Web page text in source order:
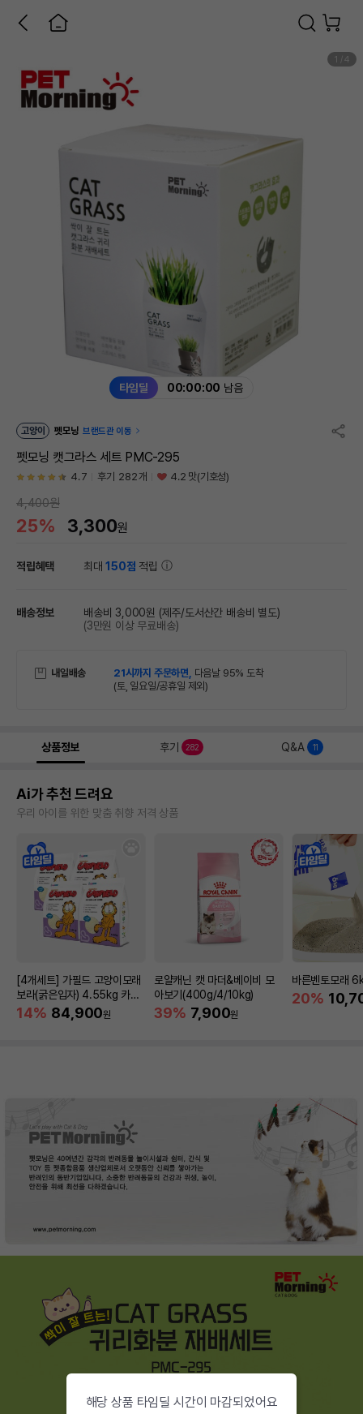
타임딜 00:00:00 남음
1 /4
고양이 펫모닝 브랜드관 이동
펫모닝 캣그라스 세트 PMC-295
4.7 후기 282개 4.2 맛(기호성)
4,400원
25% 3,300원
적립혜택 최대150점 적립
배송정보 배송비 3,000원 (제주/도서산간 배송비 별도)
(3만원 이상 무료배송)
내일배송 21시까지 주문하면, 다음날 95% 도착
(토, 일요일/공휴일 제외)
상품정보 후기 282 Q&A 11
Ai가 추천 드려요
우리 아이를 위한 맞춤 취향 저격 상품
[4개세트] 가필드 고양이모래
보라(굵은입자) 4.55kg 카사
바모래
14% 84,900원
로얄캐닌 캣 마더&베이비 모
아보기(400g/4/10kg)
39% 7,900원
바른벤토모래
20%
해당 상품 타임딜 시간이 마감되었어요